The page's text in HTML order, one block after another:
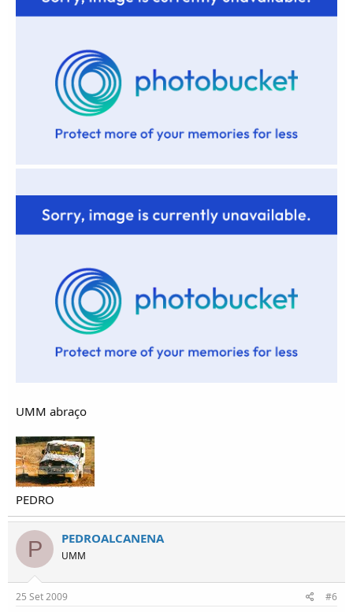
UMM abraço
PEDRO
P PEDROALCANENA
UMM
25 Set 2009 #6